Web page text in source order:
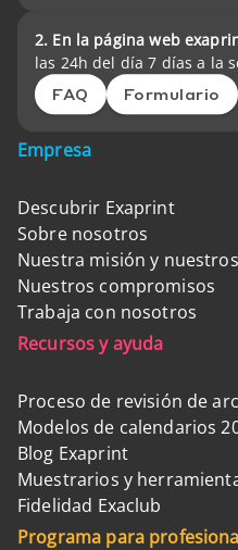
2. En la página web
las 24h del día 7 días a la
FAQ Formulario
Empresa
Descubrir Exaprint
Sobre nosotros
Nuestra misión y
Nuestros compromisos
Trabaja con nosotros
Recursos y ayuda
Proceso de revisión de
Modelos de calendarios
Blog Exaprint
Muestrarios y
Fidelidad Exaclub
Programa para